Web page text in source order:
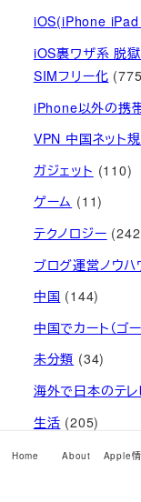
iOS(iPhone
iOS裏ワザ系 脱
SIMフリー化
iPhone以外の携
VPN 中国ネット
ガジェット (110)
ゲーム (11)
テクノロジー
ブログ運営ノウハ
中国 (144)
中国でカート（ゴー
未分類 (34)
海外で日本のテ
生活 (205)
音楽 (108)
Home About Apple